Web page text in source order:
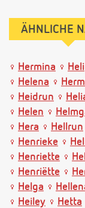
ÄHNLICHE
Hermina Heli
Helena
Heidrun
Helen
Hera
Hellrun
Henrieke
Henriette
Henriëtte
Helga
Heiley
Hetta